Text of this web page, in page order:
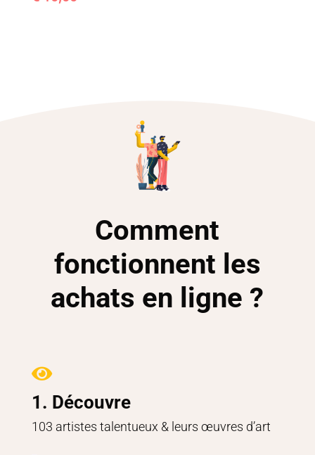
Comment
fonctionnent les
achats en ligne ?

1. Découvre
103 artistes talentueux & leurs œuvres d’art